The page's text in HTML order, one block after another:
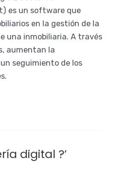
es un software que
en la gestión de la
una inmobiliaria. A través
aumentan la
seguimiento de los
digital ?’